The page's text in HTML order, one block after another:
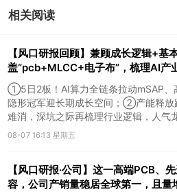
相关阅读
【风口研报回顾】兼顾成长逻辑+基
盖“pcb+MLCC+电子布”，梳理AI产
①5日2板！AI算力全链条拉动mSAP、
隐形冠军迎长期成长空间；②产能释放
难消，深坑之际再梳理行业逻辑，人
人带动MLCC景气周期持续！这家公司
08-07 16:13 星期五
【风口研报·公司】这一高端PCB、
容，公司产销量稳居全球第一，且量